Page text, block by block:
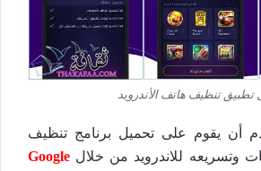
تنظيف هاتف الأندرويد
أن يقوم على تحميل برنامج تنظيف
وتسريعه للاندرويد من خلال Google